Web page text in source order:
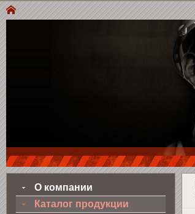
О компании
Каталог продукции